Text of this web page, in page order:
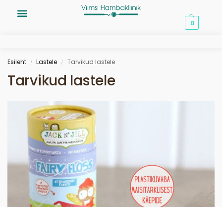
0
Esileht / Lastele / Tarvikud lastele
Tarvikud lastele